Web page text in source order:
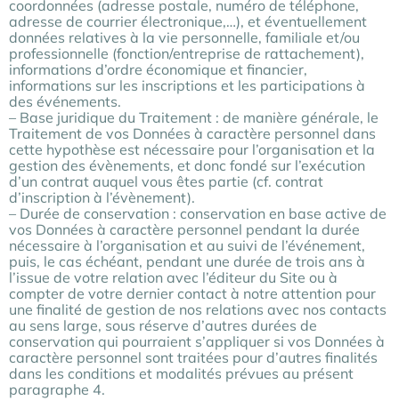
coordonnées (adresse postale, numéro de téléphone,
adresse de courrier électronique,…), et éventuellement
données relatives à la vie personnelle, familiale et/ou
professionnelle (fonction/entreprise de rattachement),
informations d’ordre économique et financier,
informations sur les inscriptions et les participations à
des événements.
– Base juridique du Traitement : de manière générale, le
Traitement de vos Données à caractère personnel dans
cette hypothèse est nécessaire pour l’organisation et la
gestion des évènements, et donc fondé sur l’exécution
d’un contrat auquel vous êtes partie (cf. contrat
d’inscription à l’évènement).
– Durée de conservation : conservation en base active de
vos Données à caractère personnel pendant la durée
nécessaire à l’organisation et au suivi de l’événement,
puis, le cas échéant, pendant une durée de trois ans à
l’issue de votre relation avec l’éditeur du Site ou à
compter de votre dernier contact à notre attention pour
une finalité de gestion de nos relations avec nos contacts
au sens large, sous réserve d’autres durées de
conservation qui pourraient s’appliquer si vos Données à
caractère personnel sont traitées pour d’autres finalités
dans les conditions et modalités prévues au présent
paragraphe 4.